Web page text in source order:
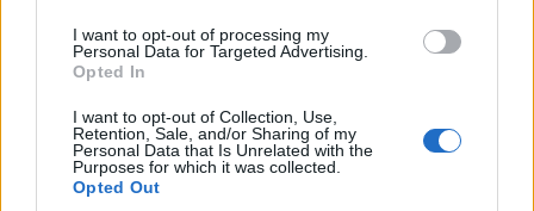
I want to opt-out of processing my
Personal Data for Targeted Advertising.
Opted In
I want to opt-out of Collection, Use,
Retention, Sale, and/or Sharing of my
Personal Data that Is Unrelated with the
Purposes for which it was collected.
Opted Out
locali, che troppo spesso diventano purgatori
amministrativi interminabili, nei quali a pagare
sono soprattutto i cittadini. E ci sono uffici
territoriali con carichi di lavoro molto diversi, che
avrebbero bisogno di una razionalizzazione senza
perdere quel rapporto con le autonomie che